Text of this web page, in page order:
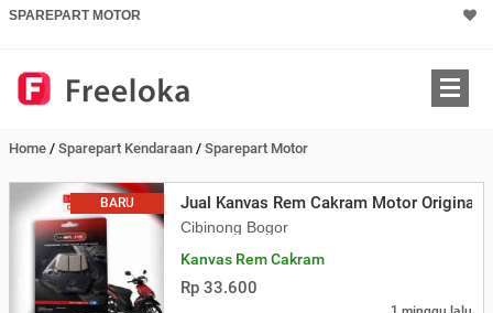
SPAREPART MOTOR
Home / Sparepart Kendaraan / Sparepart Motor
BARU Jual Kanvas Rem Cakram Motor Original
Cibinong Bogor
Kanvas Rem Cakram
Rp 33.600